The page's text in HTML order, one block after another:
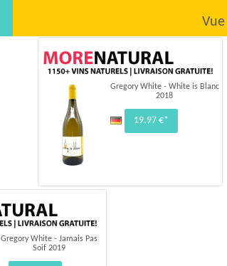
Gregory White - White is Blanc
2018
19.97 €*
Gregory White - Jamais Pas
Soif 2019